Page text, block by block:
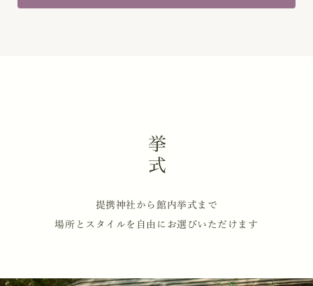
挙式
提携神社から館内挙式まで
場所とスタイルを自由にお選びいただけます